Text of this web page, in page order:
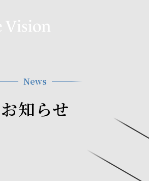
News
お知らせ